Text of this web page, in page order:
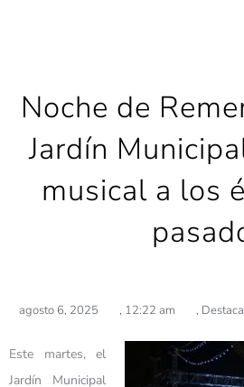
Noche de
Jardín
musical a los
agosto 6, 2025 , 12:22 am ,
Este martes, el
Jardín Municipal